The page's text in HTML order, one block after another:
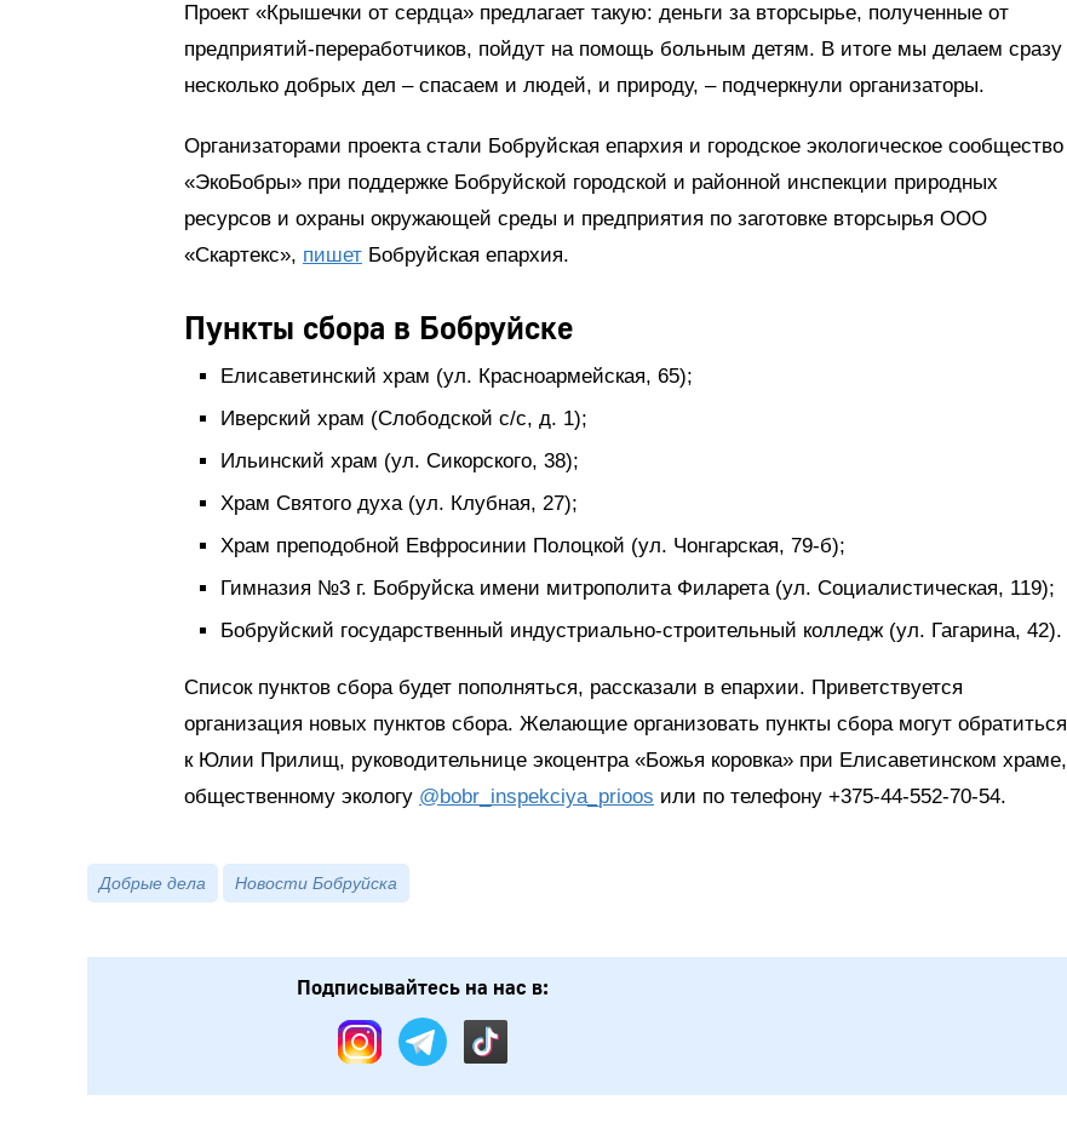
Проект «Крышечки от сердца» предлагает такую: деньги за вторсырье, полученные от
предприятий-переработчиков, пойдут на помощь больным детям. В итоге мы делаем сразу
несколько добрых дел – спасаем и людей, и природу, – подчеркнули организаторы.
Организаторами проекта стали Бобруйская епархия и городское экологическое сообщество
«ЭкоБобры» при поддержке Бобруйской городской и районной инспекции природных
ресурсов и охраны окружающей среды и предприятия по заготовке вторсырья ООО
«Скартекс», пишет Бобруйская епархия.
Пункты сбора в Бобруйске
Елисаветинский храм (ул. Красноармейская, 65);
Иверский храм (Слободской с/с, д. 1);
Ильинский храм (ул. Сикорского, 38);
Храм Святого духа (ул. Клубная, 27);
Храм преподобной Евфросинии Полоцкой (ул. Чонгарская, 79-б);
Гимназия №3 г. Бобруйска имени митрополита Филарета (ул. Социалистическая, 119);
Бобруйский государственный индустриально-строительный колледж (ул. Гагарина, 42).
Список пунктов сбора будет пополняться, рассказали в епархии. Приветствуется
организация новых пунктов сбора. Желающие организовать пункты сбора могут обратиться
к Юлии Прилищ, руководительнице экоцентра «Божья коровка» при Елисаветинском храме,
общественному экологу @bobr_inspekciya_prioos или по телефону +375-44-552-70-54.
Добрые дела Новости Бобруйска
Подписывайтесь на нас в: